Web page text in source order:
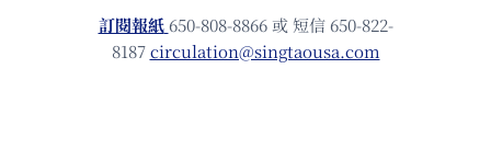
訂閱報紙 650-808-8866 或 短信 650-822-
8187circulation@singtaousa.com